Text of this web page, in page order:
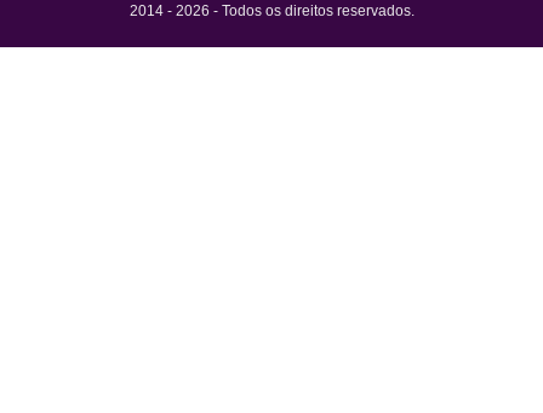
2014 - 2026 - Todos os direitos reservados.